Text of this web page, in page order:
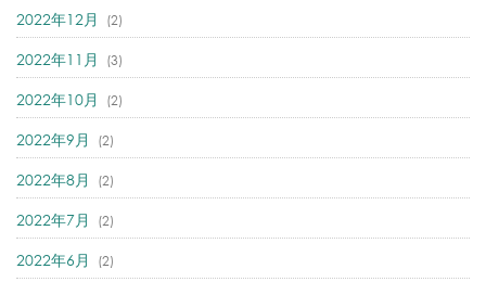
2022年12月 (2)
2022年11月 (3)
2022年10月 (2)
2022年9月 (2)
2022年8月 (2)
2022年7月 (2)
2022年6月 (2)